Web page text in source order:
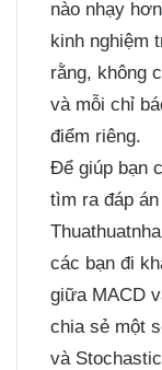
nào nhạy
kinh nghiệm
rằng, không
và mỗi chỉ
điểm riêng.
Để giúp bạn
tìm ra đáp
các bạn đi
giữa MACD
chia sẻ một
và